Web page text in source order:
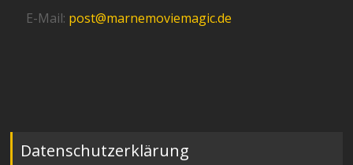
E-Mail: post@marnemoviemagic.de
Datenschutzerklärung